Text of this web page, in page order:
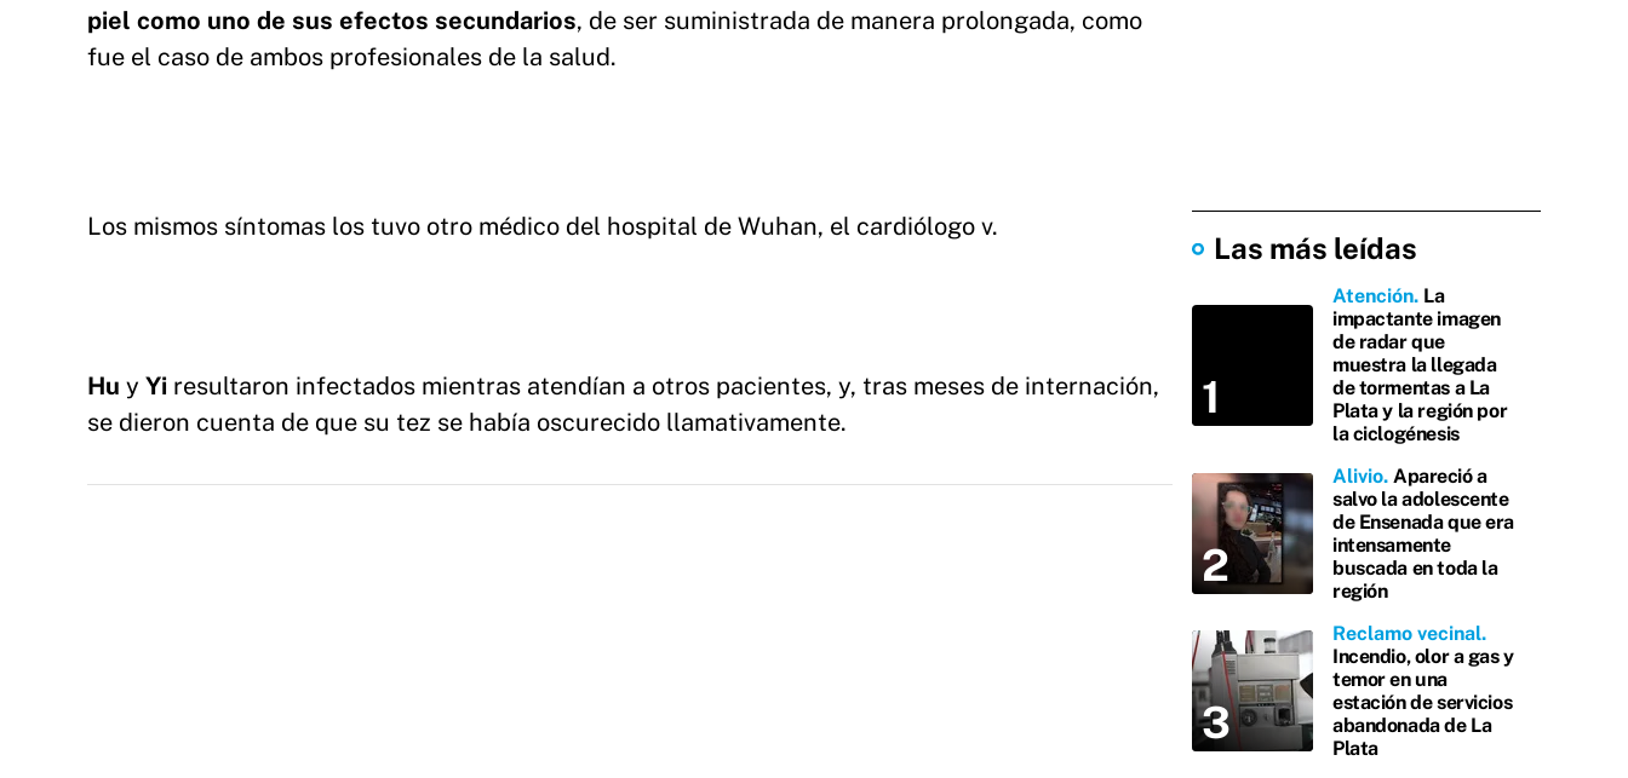
piel como uno de sus efectos secundarios, de ser suministrada de manera prolongada, como
fue el caso de ambos profesionales de la salud.
Los mismos síntomas los tuvo otro médico del hospital de Wuhan, el cardiólogo v.
Hu y Yi resultaron infectados mientras atendían a otros pacientes, y, tras meses de internación,
se dieron cuenta de que su tez se había oscurecido llamativamente.
Las más leídas
Atención La
impactante imagen
de radar que
muestra la llegada
de tormentas a La
Plata y la región por
la ciclogénesis
Alivio Apareció a
salvo la adolescente
de Ensenada que era
intensamente
buscada en toda la
región
Reclamo vecinal
Incendio, olor a gas y
temor en una
estación de servicios
abandonada de La
Plata